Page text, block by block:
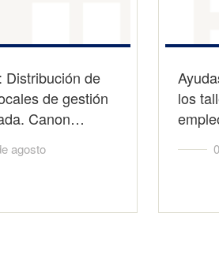
Distribución de
de gestión
Canon…
agosto
los